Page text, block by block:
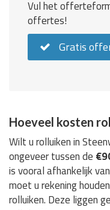
Vul het
offertes!
Gratis
Hoeveel kosten
Wilt u rolluiken in
ongeveer tussen de
is vooral afhankelijk
moet u rekening
rolluiken. Deze liggen